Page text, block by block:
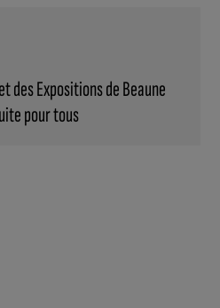
des Expositions de Beaune
pour tous